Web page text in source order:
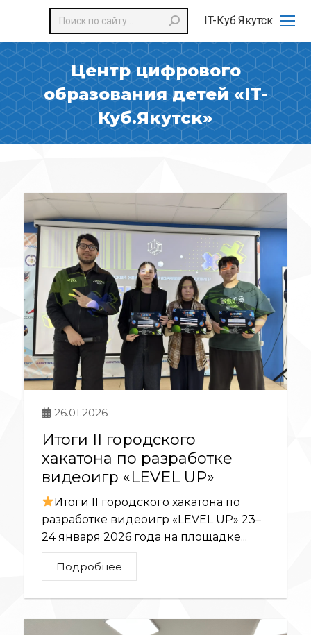
IT-Куб.Якутск
Поиск:
Центр цифрового
образования детей «IT-
Куб.Якутск»
26.01.2026
Итоги II городского
хакатона по разработке
видеоигр «LEVEL UP»
Итоги II городского хакатона по
разработке видеоигр «LEVEL UP» 23–
24 января 2026 года на площадке...
Подробнее